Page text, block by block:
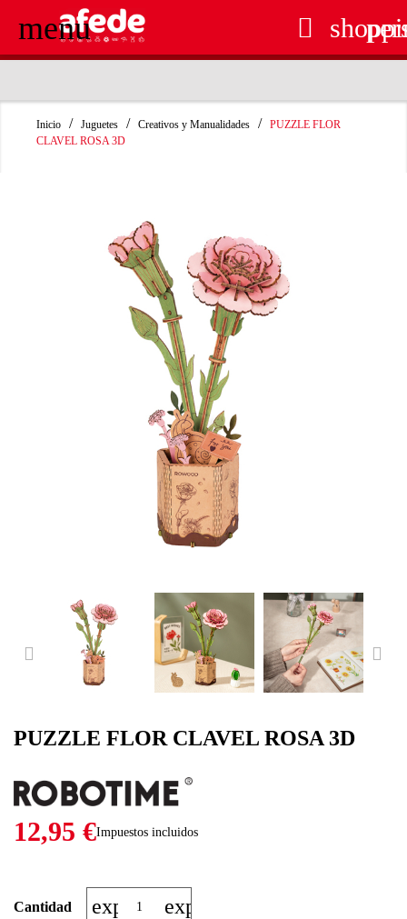
menu 
Inicio Juguetes Creativos y Manualidades
PUZZLE FLOR
CLAVEL ROSA 3D
PUZZLE FLOR CLAVEL ROSA 3D
PREVIOUS
12,95 €Impuestos incluidos
Cantidad expand_moreexpand_less